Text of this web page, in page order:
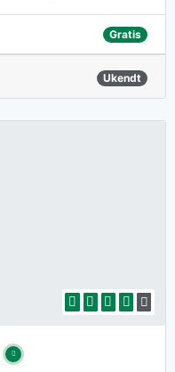
Gratis
Ukendt